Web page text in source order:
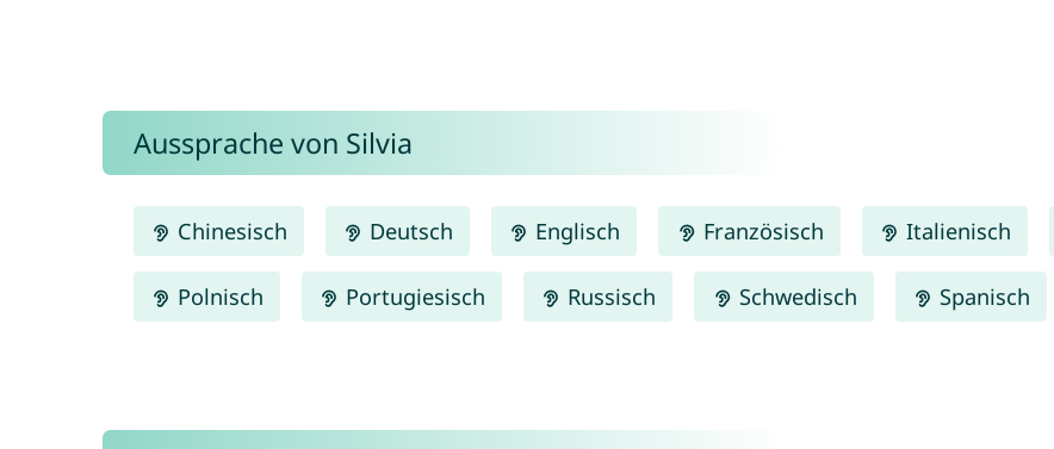
Aussprache von Silvia
Chinesisch Deutsch Englisch Französisch Italienisch
Polnisch Portugiesisch Russisch Schwedisch Spanisch